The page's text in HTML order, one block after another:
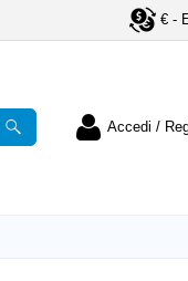
€ -
Accedi /